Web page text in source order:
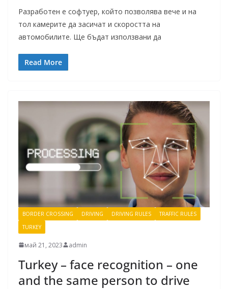
Разработен е софтуер, който позволява вече и на
тол камерите да засичат и скоростта на
автомобилите. Ще бъдат използвани да
Read More
BORDER CROSSING DRIVING DRIVING RULES
TRAFFIC RULES
TURKEY
май 21, 2023 admin
Turkey – face recognition – one
and the same person to drive